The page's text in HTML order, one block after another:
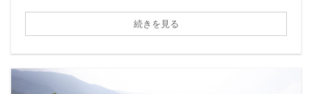
続きを見る